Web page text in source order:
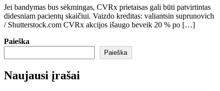
Jei bandymas bus sėkmingas, CVRx prietaisas gali būti patvirtintas
didesniam pacientų skaičiui. Vaizdo kreditas: valiantsin suprunovich
/ Shutterstock.com CVRx akcijos išaugo beveik 20 % po […]
Paieška
Paieška
Naujausi įrašai